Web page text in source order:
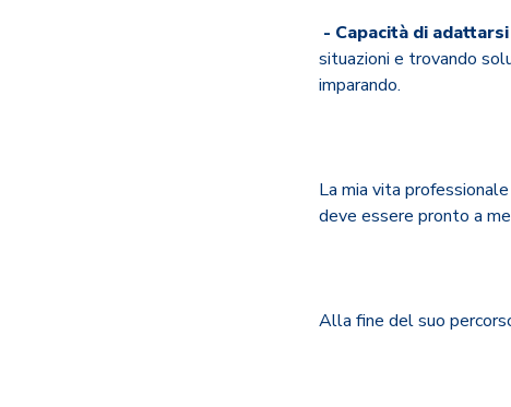
- Capacità di
situazioni e trovando
imparando.
La mia vita
deve essere pronto a
Alla fine del suo